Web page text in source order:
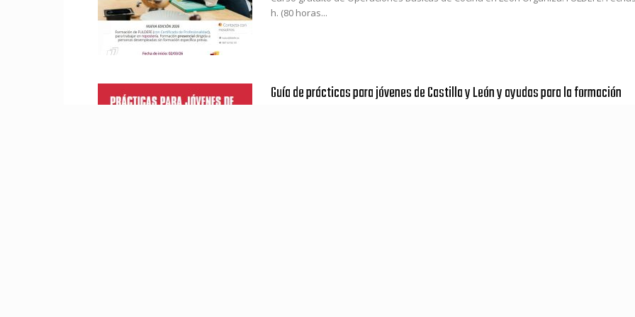
h. (80 horas...
Guía de prácticas para jóvenes de Castilla y León y ayudas para la formación